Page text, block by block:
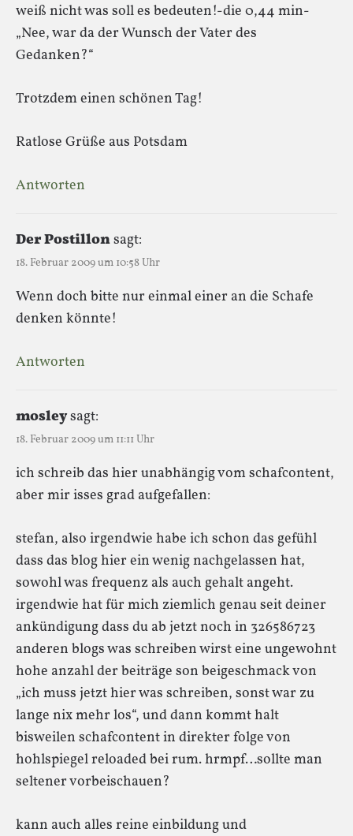
weiß nicht was soll es bedeuten!-die 0,44 min-
„Nee, war da der Wunsch der Vater des
Gedanken?“
Trotzdem einen schönen Tag!
Ratlose Grüße aus Potsdam
Antworten
Der Postillonsagt:
18. Februar 2009 um 10:58 Uhr
Wenn doch bitte nur einmal einer an die Schafe
denken könnte!
Antworten
mosleysagt:
18. Februar 2009 um 11:11 Uhr
ich schreib das hier unabhängig vom schafcontent,
aber mir isses grad aufgefallen:
stefan, also irgendwie habe ich schon das gefühl
dass das blog hier ein wenig nachgelassen hat,
sowohl was frequenz als auch gehalt angeht.
irgendwie hat für mich ziemlich genau seit deiner
ankündigung dass du ab jetzt noch in 326586723
anderen blogs was schreiben wirst eine ungewohnt
hohe anzahl der beiträge son beigeschmack von
„ich muss jetzt hier was schreiben, sonst war zu
lange nix mehr los“, und dann kommt halt
bisweilen schafcontent in direkter folge von
hohlspiegel reloaded bei rum. hrmpf…sollte man
seltener vorbeischauen?
kann auch alles reine einbildung und